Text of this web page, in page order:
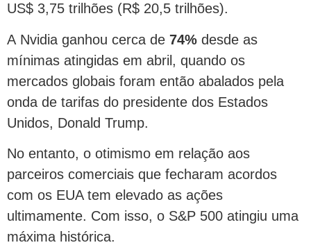
US$ 3,75 trilhões (R$ 20,5 trilhões).
A Nvidia ganhou cerca de 74% desde as
mínimas atingidas em abril, quando os
mercados globais foram então abalados pela
onda de tarifas do presidente dos Estados
Unidos, Donald Trump.
No entanto, o otimismo em relação aos
parceiros comerciais que fecharam acordos
com os EUA tem elevado as ações
ultimamente. Com isso, o S&P 500 atingiu uma
máxima histórica.